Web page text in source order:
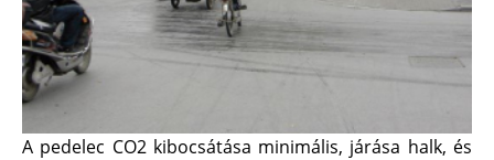
A pedelec CO2 kibocsátása minimális, járása halk, és